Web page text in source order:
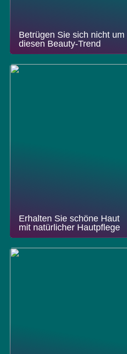
Betrügen Sie sich nicht um
diesen Beauty-Trend
Erhalten Sie schöne Haut
mit natürlicher Hautpflege